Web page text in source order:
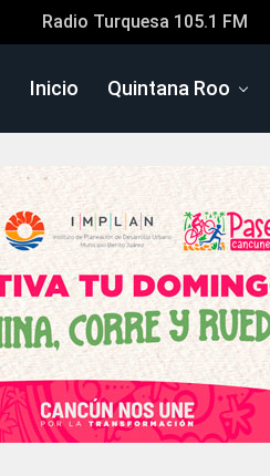
Radio Turquesa 105.1 FM
Inicio Quintana Roo